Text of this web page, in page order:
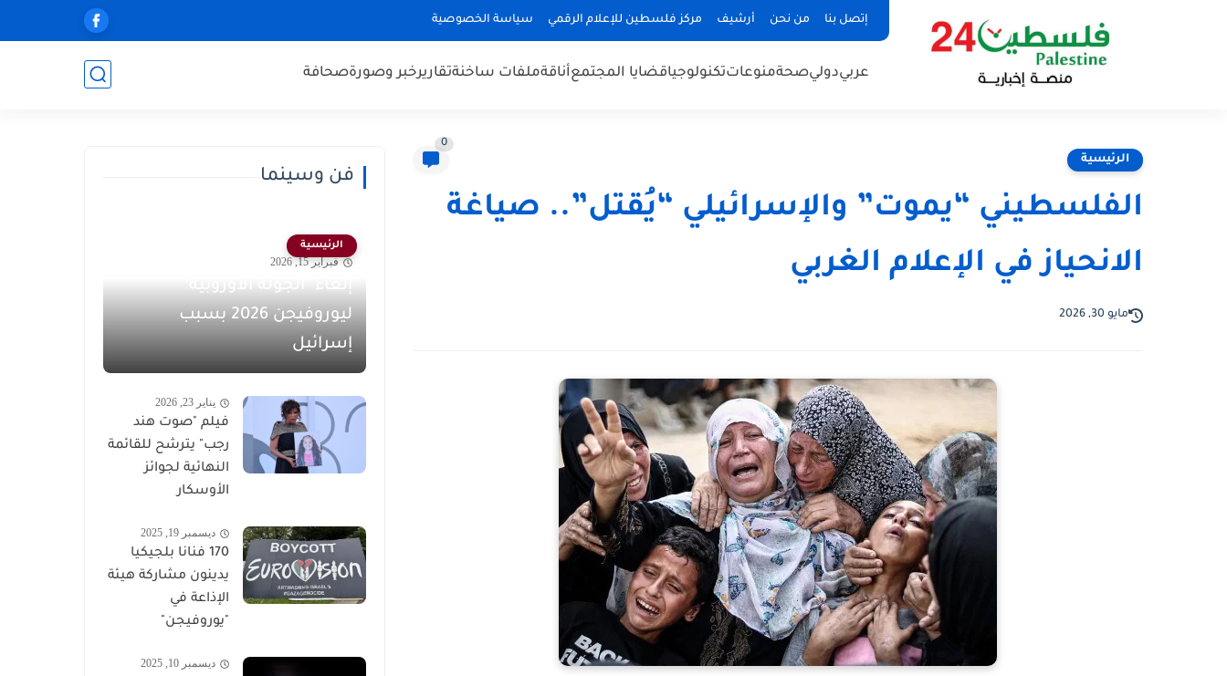
إتصل بنا من نحن أرشيف مركز فلسطين للإعلام الرقمي سياسة الخصوصية
عربيدوليصحةمنوعاتتكنولوجياقضايا المجتمعأناقةملفات ساخنةتقاريرخبر وصورةصحافة
الرئيسية
0
الفلسطيني “يموت” والإسرائيلي “يُقتل”.. صياغة
الانحياز في الإعلام الغربي
مايو 30, 2026
فن وسينما
الرئيسية
فبراير 15, 2026
إلغاء "الجولة الأوروبية"
ليوروفيجن 2026 بسبب
إسرائيل
يناير 23, 2026
فيلم "صوت هند
رجب" يترشح للقائمة
النهائية لجوائز
الأوسكار
ديسمبر 19, 2025
170 فنانا بلجيكيا
يدينون مشاركة هيئة
الإذاعة في
"يوروفيجن"
ديسمبر 10, 2025